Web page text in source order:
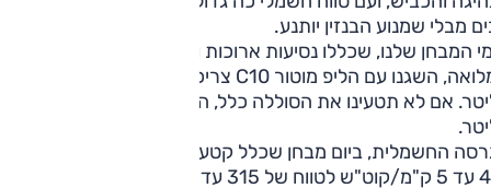
מבלי שמנוע הבנזין יותנע.
המבחן שלנו, שכללו נסיעות ארוכות והתחילו עם סוללה טעונה
החשמלית, ביום מבחן שכלל קטעים מאומצים, הצריכה נע